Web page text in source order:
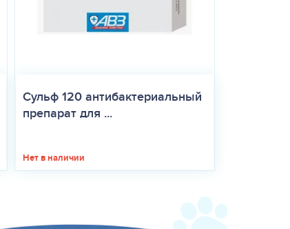
Сульф 120 антибактериальный
препарат для ...
Нет в наличии